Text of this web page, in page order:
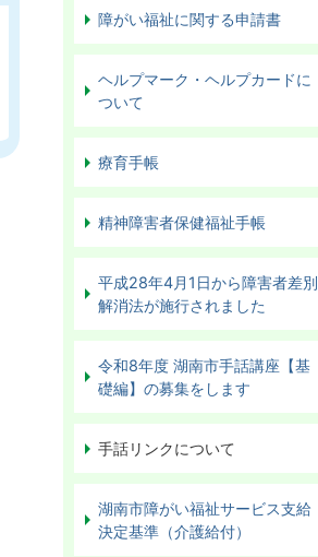
障がい福祉に関する申請書
ヘルプマーク・ヘルプカードに
ついて
療育手帳
精神障害者保健福祉手帳
平成28年4月1日から障害者差別
解消法が施行されました
令和8年度 湖南市手話講座【基
礎編】の募集をします
手話リンクについて
湖南市障がい福祉サービス支給
決定基準（介護給付）